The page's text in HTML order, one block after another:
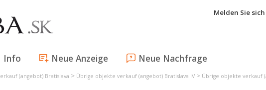
Melden Sie
Info Neue Anzeige Neue Nachfrage
(angebot) Bratislava > Übrige objekte verkauf (angebot) Bratislava IV > Übrige objekte verkauf